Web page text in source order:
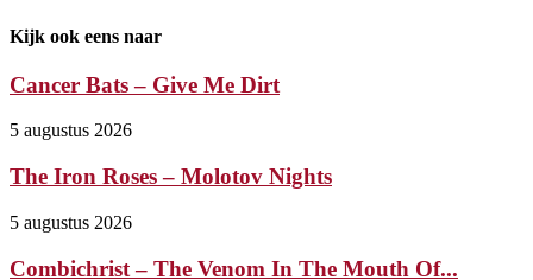
Kijk ook eens naar
Cancer Bats – Give Me Dirt
5 augustus 2026
The Iron Roses – Molotov Nights
5 augustus 2026
Combichrist – The Venom In The Mouth Of...